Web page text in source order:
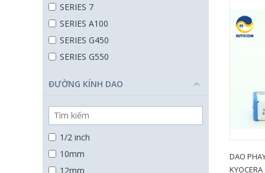
SERIES 7
SERIES A100
SERIES G450
SERIES G550
SERIES H700
SERIES M500
SERIES V470
ĐƯỜNG KÍNH DAO
1/2 inch
10mm
12mm
DAO